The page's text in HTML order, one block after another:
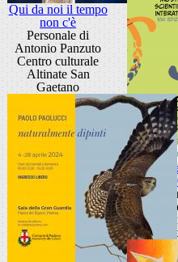
Qui da noi il tempo
non c'è
Personale di
Antonio Panzuto
Centro culturale
Altinate San
Gaetano
La